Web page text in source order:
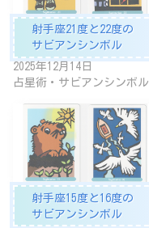
射手座21度と22度の
サビアンシンボル
2025年12月14日
占星術・サビアンシンボル
射手座15度と16度の
サビアンシンボル